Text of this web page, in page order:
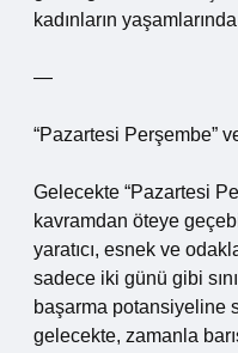
kadınların
—
“Pazartesi Perşembe”
Gelecekte “Pazartesi
kavramdan öteye
yaratıcı, esnek ve
sadece iki günü gibi
başarma potansiyeline
gelecekte, zamanla